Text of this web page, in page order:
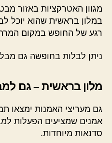
מגוון האטרקציות באזור
במלון בראשית שהוא יוכל
רגע של החופש במקום
ניתן לבלות בחופשה גם
מלון בראשית – גם
גם מעריצי האמנות ימצאו
אמנים שמציעים הפעלות
סדנאות מיוחדות.